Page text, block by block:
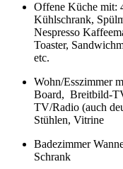
Offene Küche mit:
Kühlschrank,
Nespresso
Toaster,
etc.
Wohn/Esszimmer
Board, Breitbild-
TV/Radio (auch
Stühlen, Vitrine
Badezimmer
Schrank